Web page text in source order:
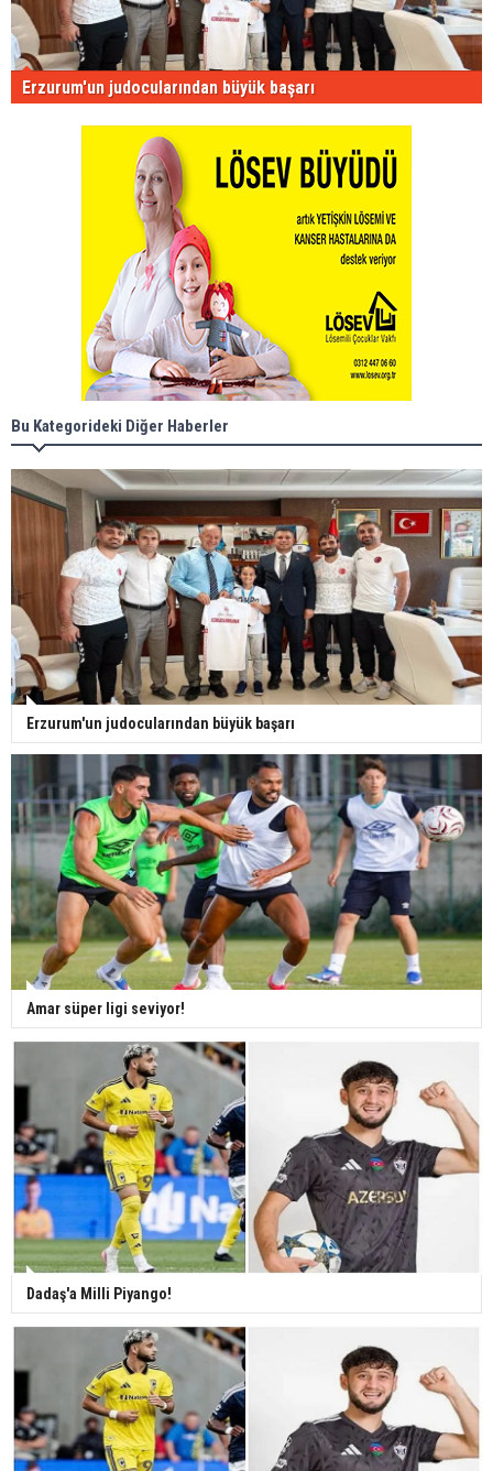
Erzurum'un judocularından büyük başarı
Bu Kategorideki Diğer Haberler
Erzurum'un judocularından büyük başarı
Amar süper ligi seviyor!
Dadaş'a Milli Piyango!